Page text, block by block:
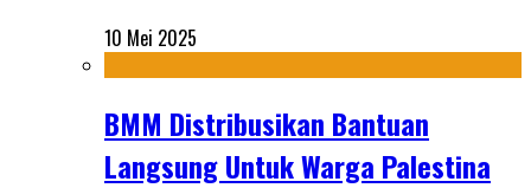
10 Mei 2025
BMM Distribusikan Bantuan
Langsung Untuk Warga Palestina